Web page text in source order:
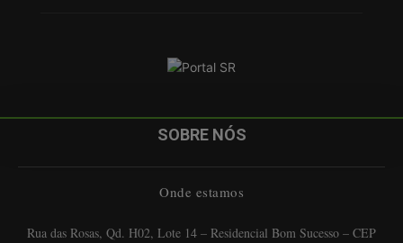
SOBRE NÓS
Onde estamos
Rua das Rosas, Qd. H02, Lote 14 – Residencial Bom Sucesso – CEP